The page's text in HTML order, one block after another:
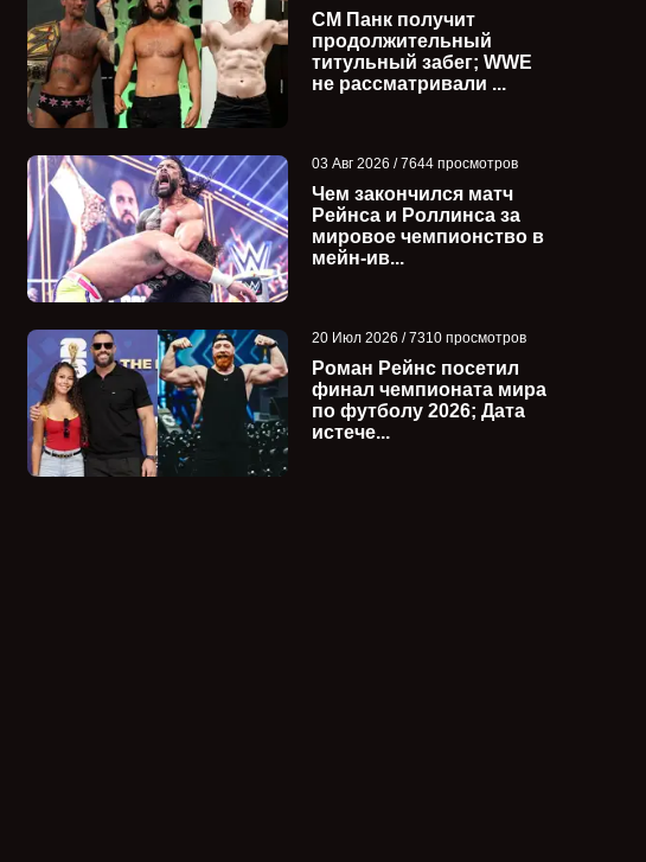
СМ Панк получит
продолжительный
титульный забег; WWE
не рассматривали ...
03 Авг 2026 / 7644 просмотров
Чем закончился матч
Рейнса и Роллинса за
мировое чемпионство в
мейн-ив...
20 Июл 2026 / 7310 просмотров
Роман Рейнс посетил
финал чемпионата мира
по футболу 2026; Дата
истече...